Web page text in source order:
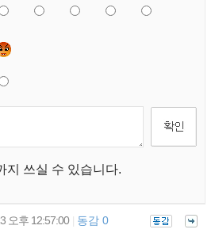
지 쓰실 수 있습니다.
오후 12:57:00 동감 0